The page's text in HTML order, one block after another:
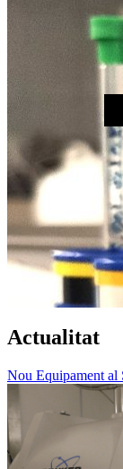
Actualitat
Nou Equipament